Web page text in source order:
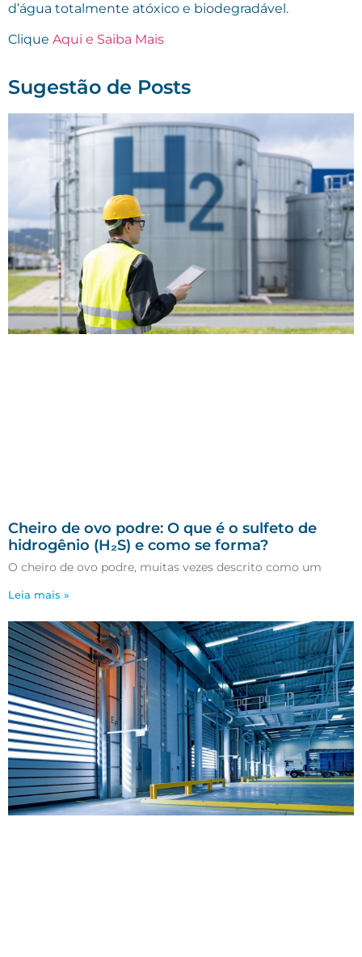
d’água totalmente atóxico e biodegradável.
Clique Aqui e Saiba Mais
Sugestão de Posts
Cheiro de ovo podre: O que é o sulfeto de
hidrogênio (H₂S) e como se forma?
O cheiro de ovo podre, muitas vezes descrito como um
Leia mais »